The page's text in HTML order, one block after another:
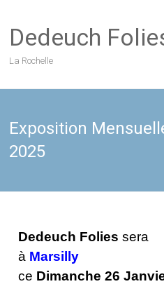
content
Dedeuch
La Rochelle
Exposition
2025
Dedeuch Folies sera
à Marsilly
ce Dimanche 26